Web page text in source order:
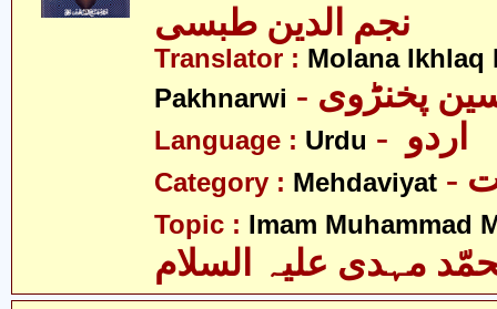
نجم الدین طبسی
Translator : Molana Ikhlaq
Pakhnarwi
پخنڑوی
Language : Urdu
Category : Mehdaviyat
Topic : Imam Muhammad
مہدی علیہ السلام